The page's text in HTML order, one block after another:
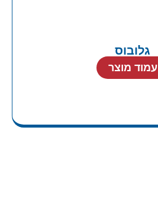
גלובוס
עמוד מוצר